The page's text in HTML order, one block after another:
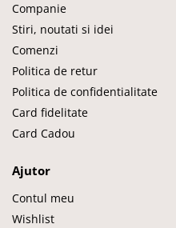
Companie
Stiri, noutati si idei
Comenzi
Politica de retur
Politica de confidentialitate
Card fidelitate
Card Cadou
Ajutor
Contul meu
Wishlist